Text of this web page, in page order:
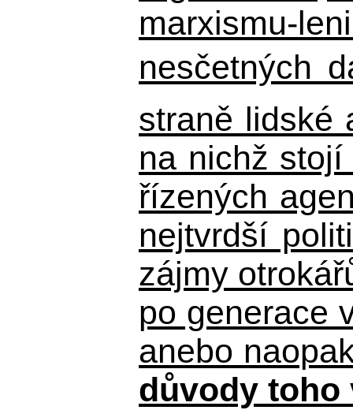
marxismu-
nesčetných
straně lidské
na nichž
řízených
nejtvrdší
zájmy
po generace
anebo
důvody toho